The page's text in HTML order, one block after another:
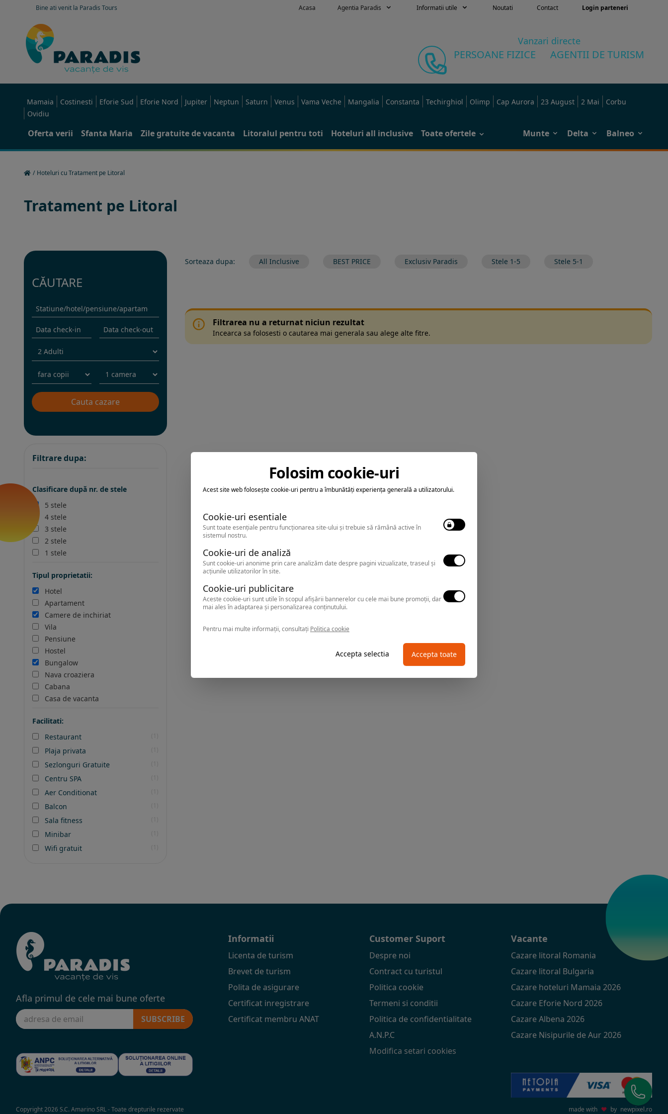
Bine ati venit la Paradis Tours Acasa Agentia Paradis Informatii utile Noutati Contact Login parteneri
Vanzari directe
PERSOANE FIZICE AGENTII DE TURISM
Mamaia Costinesti Eforie Sud Eforie Nord Jupiter Neptun Saturn Venus Vama Veche Mangalia Constanta Techirghiol Olimp Cap Aurora 23 August 2 Mai
Corbu
Ovidiu
Oferta verii Sfanta Maria Zile gratuite de vacanta Litoralul pentru toti Hoteluri all inclusive Toate ofertele Munte Delta Balneo
/ Hoteluri cu Tratament pe Litoral
Tratament pe Litoral
CĂUTARE
Filtrare dupa:
Clasificare după nr. de stele
5 stele
4 stele
3 stele
2 stele
1 stele
Tipul proprietatii:
Hotel
Apartament
Camere de inchiriat
Vila
Pensiune
Hostel
Bungalow
Nava croaziera
Cabana
Casa de vacanta
Facilitati:
Restaurant
Plaja privata
Sezlonguri Gratuite
Centru SPA
Aer Conditionat
Balcon
Sala fitness
Minibar
Wifi gratuit
Sorteaza dupa: All Inclusive BEST PRICE Exclusiv Paradis Stele 1-5 Stele 5-1
Filtrarea nu a returnat niciun rezultat
Incearca sa folosesti o cautarea mai generala sau alege alte fitre.
Afla primul de cele mai bune oferte
SUBSCRIBE
Informatii
Licenta de turism
Brevet de turism
Polita de asigurare
Certificat inregistrare
Certificat membru ANAT
Customer Suport
Despre noi
Contract cu turistul
Politica cookie
Termeni si conditii
Politica de confidentialitate
A.N.P.C
Modifica setari cookies
Vacante
Cazare litoral Romania
Cazare litoral Bulgaria
Cazare hoteluri Mamaia 2026
Cazare Eforie Nord 2026
Cazare Albena 2026
Cazare Nisipurile de Aur 2026
Copyright 2026 S.C. Amarino SRL - Toate drepturile rezervate
made with ♥ by newpixel.ro
Folosim cookie-uri
Acest site web folosește cookie-uri pentru a îmbunătăți experiența generală a utilizatorului.
Cookie-uri esentiale
Sunt toate esențiale pentru funcționarea site-ului și trebuie să rămână active în
sistemul nostru.
Cookie-uri de analiză
Sunt cookie-uri anonime prin care analizăm date despre pagini vizualizate, traseul și
acțiunile utilizatorilor în site.
Cookie-uri publicitare
Aceste cookie-uri sunt utile în scopul afișării bannerelor cu cele mai bune promoții, dar
mai ales în adaptarea și personalizarea conținutului.
Pentru mai multe informații, consultați Politica cookie
Accepta selectia Accepta toate